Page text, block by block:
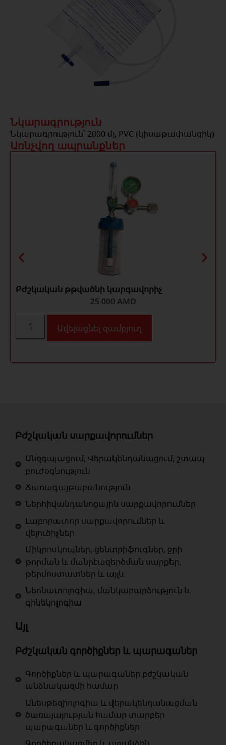
Նկարագրություն
Նկարագրություն՝ 2000 մլ, PVC (կիսաթափանցիկ)
Առնչվող ապրանքներ
Բժշկական թթվածնի կարգավորիչ
25 000 AMD
Ավելացնել զամբյուղ
Բժշկական սարքավորումներ
Անզգայացում, Վերակենդանացում, շտապ
բուժօգնություն
Ճառագայթաբանություն
Ներհիվանդանոցային սարքավորումներ
Լաբորատոր սարքավորումներ և
վելուծիչներ
Միկրոսկոպներ, ցենտրիֆուգներ, ջրի
թորման և մանրէազերծման սարքեր,
թերմոստատներ և այլն.
Նեոնատոլոգիա, մանկաբարձություն և
գինեկոլոգիա
Այլ
Բժշկական գործիքներ և պարագաներ
Գործիքներ և պարագաներ բժշկական
անձնակազմի համար
Անեսթեզիոլոգիա և վերակենդանացման
ծառայայության համար տարբեր
պարագաներ և գործիքներ